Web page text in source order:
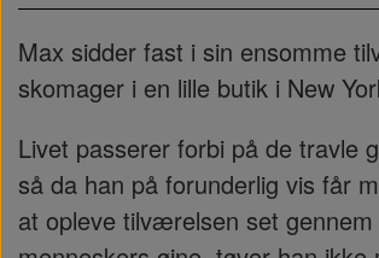
Max sidder fast i sin ensomme
skomager i en lille butik i New
Livet passerer forbi på de travle
så da han på forunderlig vis får
at opleve tilværelsen set gennem